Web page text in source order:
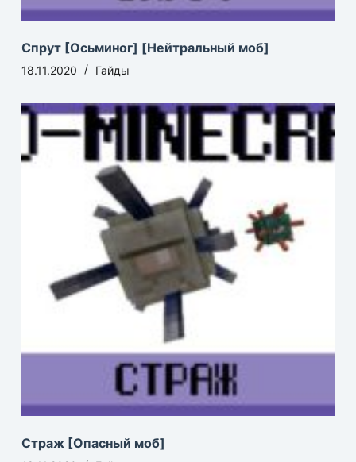
Спрут [Осьминог] [Нейтральный моб]
18.11.2020 Гайды
Страж [Опасный моб]